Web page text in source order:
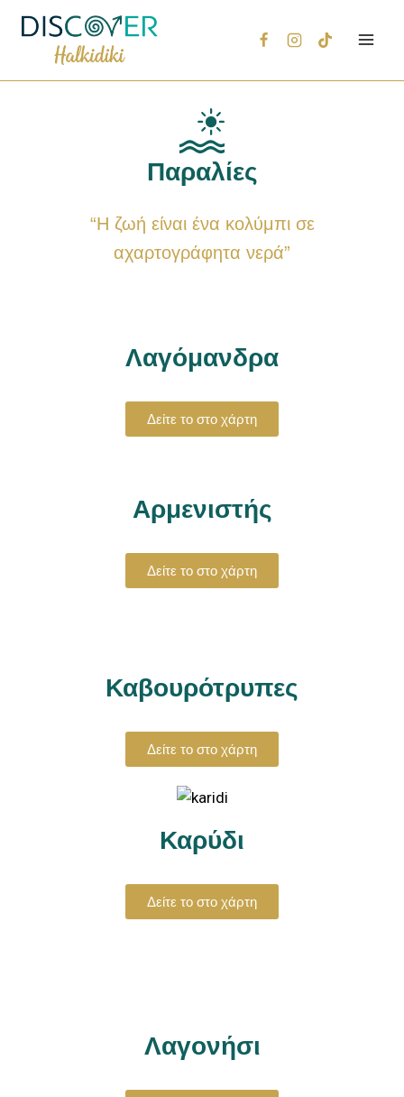
Παραλίες
“Η ζωή είναι ένα κολύμπι σε
αχαρτογράφητα νερά”
Λαγόμανδρα
Δείτε το στο χάρτη
Αρμενιστής
Δείτε το στο χάρτη
Καβουρότρυπες
Δείτε το στο χάρτη
Καρύδι
Δείτε το στο χάρτη
Λαγονήσι